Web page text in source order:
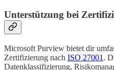
Unterstützung bei
Microsoft Purview bietet dir
Zertifizierung nach ISO 27001 .
Datenklassifizierung,